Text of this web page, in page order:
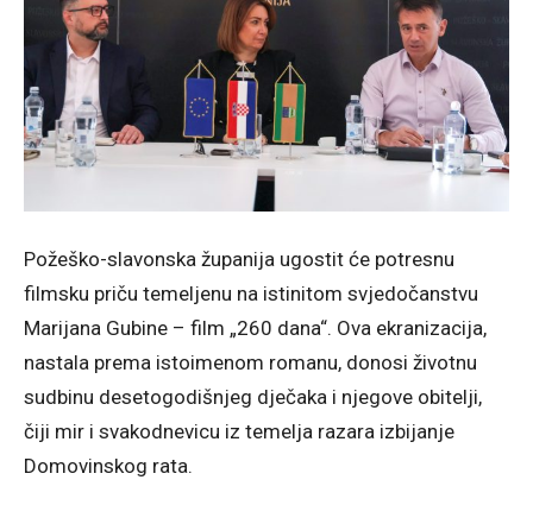
Požeško-slavonska županija ugostit će potresnu
filmsku priču temeljenu na istinitom svjedočanstvu
Marijana Gubine – film „260 dana“. Ova ekranizacija,
nastala prema istoimenom romanu, donosi životnu
sudbinu desetogodišnjeg dječaka i njegove obitelji,
čiji mir i svakodnevicu iz temelja razara izbijanje
Domovinskog rata.